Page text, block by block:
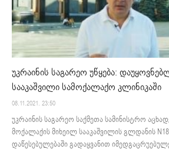
უკრაინის საგარეო უწყება:
სააკაშვილი სამოქალაქო კლინიკაში
08.11.2021. 23:50
უკრაინის საგარეო საქმეთა სამინისტრო
მოქალაქის მიხეილ სააკაშვილის გლდანის
დაწესებულებაში გადაყვანით